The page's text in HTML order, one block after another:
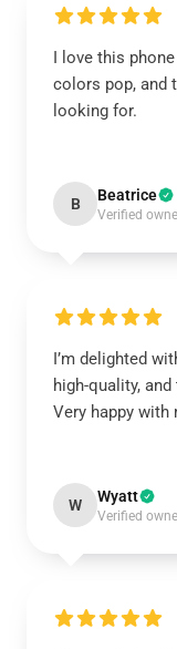
I love this
colors pop, and
looking for.
B Beatrice
Verified
I’m delighted
high-quality,
Very happy with
W Wyatt
Verified